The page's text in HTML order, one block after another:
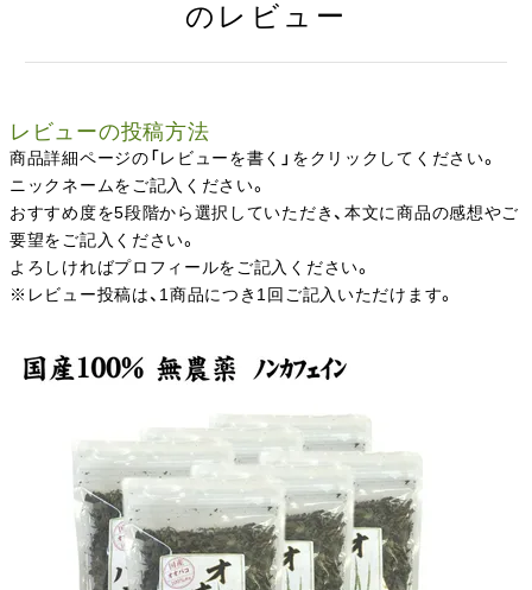
のレビュー
レビューの投稿方法
商品詳細ページの「レビューを書く」をクリックしてください。
ニックネームをご記入ください。
おすすめ度を5段階から選択していただき、本文に商品の感想やご
要望をご記入ください。
よろしければプロフィールをご記入ください。
※レビュー投稿は、1商品につき1回ご記入いただけます。